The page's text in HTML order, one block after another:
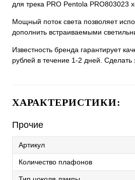
для трека PRO Pentola PRO803023
Мощный поток света позволяет
дополнить встраиваемыми
Известность бренда гарантирует
рублей в течение 1-2 дней. Сделать
ХАРАКТЕРИСТИКИ:
Прочие
Артикул
Количество плафонов